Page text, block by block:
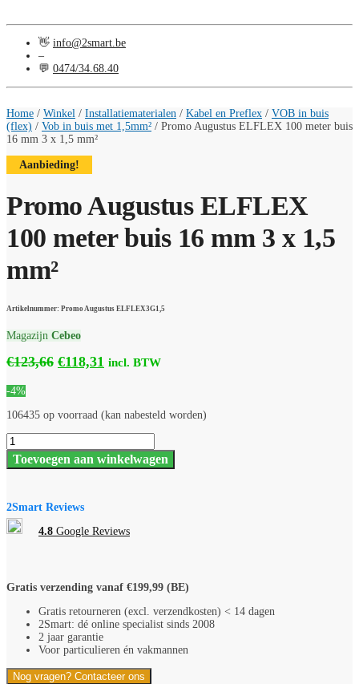
👋 info@2smart.be
–
💬 0474/34.68.40
Home / Winkel / Installatiematerialen / Kabel en Preflex / VOB in buis
(flex) / Vob in buis met 1,5mm² / Promo Augustus ELFLEX 100 meter buis
16 mm 3 x 1,5 mm²
Aanbieding!
Promo Augustus ELFLEX
100 meter buis 16 mm 3 x 1,5
mm²
Artikelnummer: Promo Augustus ELFLEX3G1,5
Magazijn Cebeo
€123,66 Oorspronkelijke
€123,66.
€118,31 Huidige
€118,31.
incl. BTW
-4%
106435 op voorraad (kan nabesteld worden)
Promo
Augustus
ELFLEX
buis
16
mm
aantal
Toevoegen aan winkelwagen
2Smart Reviews
4.8 Google Reviews
Gratis verzending vanaf €199,99 (BE)
Gratis retourneren (excl. verzendkosten) < 14 dagen
2Smart: dé online specialist sinds 2008
2 jaar garantie
Voor particulieren én vakmannen
Nog vragen? Contacteer ons